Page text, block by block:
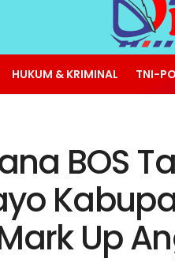
HUKUM & KRIMINAL TNI-
BOS
Up